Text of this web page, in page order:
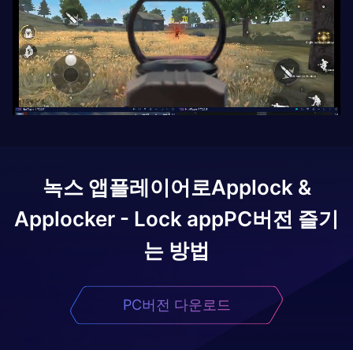
녹스 앱플레이어로Applock &
Applocker - Lock appPC버전 즐기
는 방법
PC버전 다운로드